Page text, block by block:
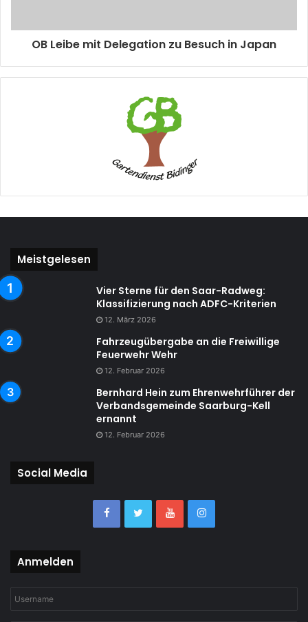
OB Leibe mit Delegation zu Besuch in Japan
Meistgelesen
Vier Sterne für den Saar-Radweg:
Klassifizierung nach ADFC-Kriterien
12. März 2026
Fahrzeugübergabe an die Freiwillige
Feuerwehr Wehr
12. Februar 2026
Bernhard Hein zum Ehrenwehrführer der
Verbandsgemeinde Saarburg-Kell
ernannt
12. Februar 2026
Social Media
Anmelden